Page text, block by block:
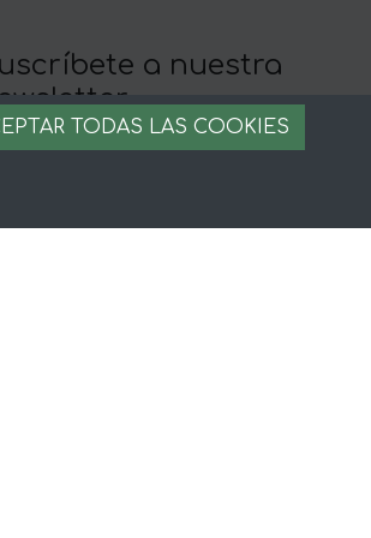
a nuestra
llévate 5% de descuento en tu primera
TODAS LAS COOKIES